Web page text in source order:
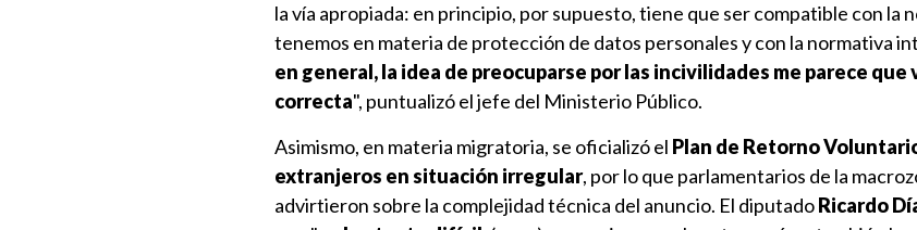
la vía apropiada: en principio, por supuesto, tiene que ser compatible con la
tenemos en materia de protección de datos personales y con la normativa
en general, la idea de preocuparse por las incivilidades me parece que
correcta", puntualizó el jefe del Ministerio Público.
Asimismo, en materia migratoria, se oficializó el Plan de Retorno
extranjeros en situación irregular, por lo que parlamentarios de la
advirtieron sobre la complejidad técnica del anuncio. El diputadoRicardo